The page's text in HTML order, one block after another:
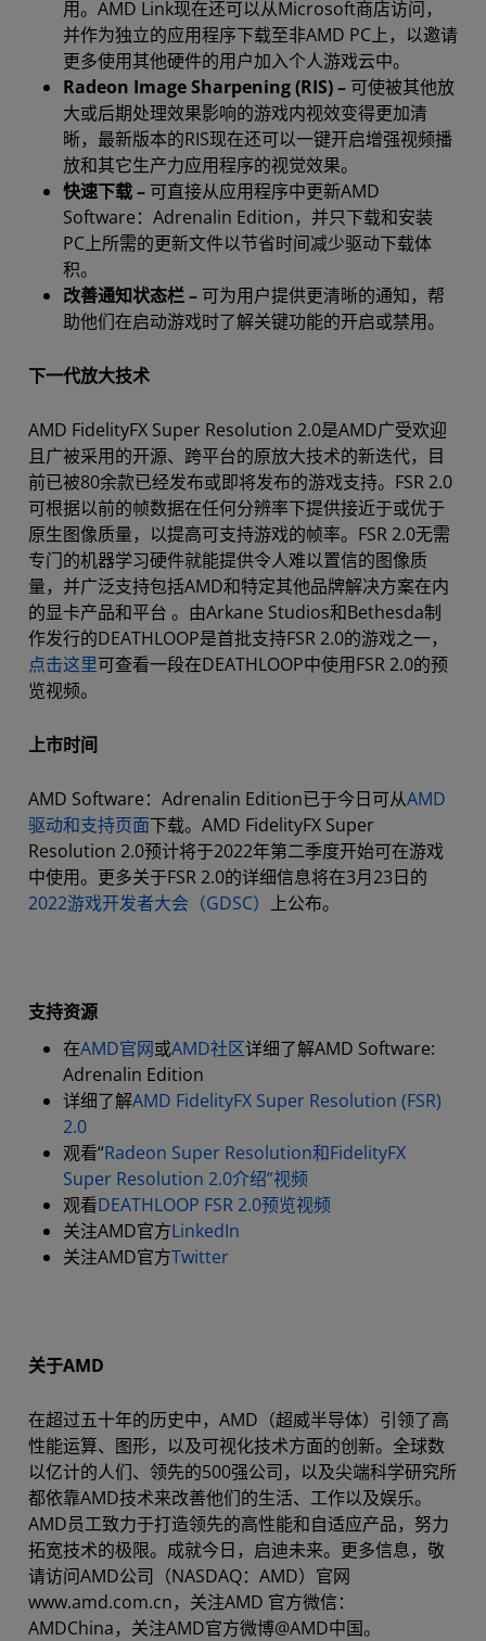
用。AMD Link现在还可以从Microsoft商店访问，
并作为独立的应用程序下载至非AMD PC上，以邀请
更多使用其他硬件的用户加入个人游戏云中。
Radeon Image Sharpening (RIS) – 可使被其他放
大或后期处理效果影响的游戏内视效变得更加清
晰，最新版本的RIS现在还可以一键开启增强视频播
放和其它生产力应用程序的视觉效果。
快速下载 – 可直接从应用程序中更新AMD
Software：Adrenalin Edition，并只下载和安装
PC上所需的更新文件以节省时间减少驱动下载体
积。
改善通知状态栏 – 可为用户提供更清晰的通知，帮
助他们在启动游戏时了解关键功能的开启或禁用。
下一代放大技术
AMD FidelityFX Super Resolution 2.0是AMD广受欢迎
且广被采用的开源、跨平台的原放大技术的新迭代，目
前已被80余款已经发布或即将发布的游戏支持。FSR 2.0
可根据以前的帧数据在任何分辨率下提供接近于或优于
原生图像质量，以提高可支持游戏的帧率。FSR 2.0无需
专门的机器学习硬件就能提供令人难以置信的图像质
量，并广泛支持包括AMD和特定其他品牌解决方案在内
的显卡产品和平台 。由Arkane Studios和Bethesda制
作发行的DEATHLOOP是首批支持FSR 2.0的游戏之一，
点击这里可查看一段在DEATHLOOP中使用FSR 2.0的预
览视频。
上市时间
AMD Software：Adrenalin Edition已于今日可从AMD
驱动和支持页面下载。AMD FidelityFX Super
Resolution 2.0预计将于2022年第二季度开始可在游戏
中使用。更多关于FSR 2.0的详细信息将在3月23日的
2022游戏开发者大会（GDSC） 上公布。
支持资源
在AMD官网或AMD社区详细了解AMD Software:
Adrenalin Edition
详细了解AMD FidelityFX Super Resolution (FSR)
2.0
观看“Radeon Super Resolution和FidelityFX
Super Resolution 2.0介绍”视频
观看DEATHLOOP FSR 2.0预览视频
关注AMD官方LinkedIn
关注AMD官方Twitter
关于AMD
在超过五十年的历史中，AMD（超威半导体）引领了高
性能运算、图形，以及可视化技术方面的创新。全球数
以亿计的人们、领先的500强公司，以及尖端科学研究所
都依靠AMD技术来改善他们的生活、工作以及娱乐。
AMD员工致力于打造领先的高性能和自适应产品，努力
拓宽技术的极限。成就今日，启迪未来。更多信息，敬
请访问AMD公司（NASDAQ：AMD）官网
www.amd.com.cn，关注AMD 官方微信：
AMDChina，关注AMD官方微博@AMD中国。